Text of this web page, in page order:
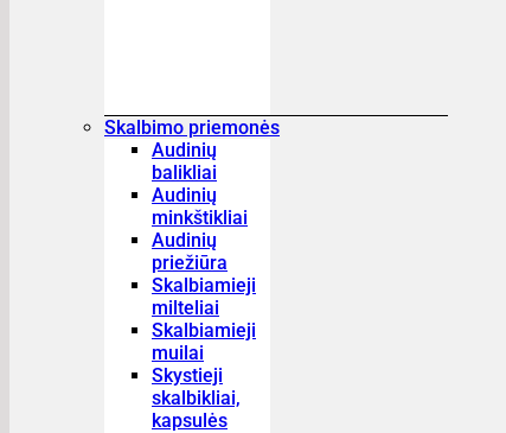
Skalbimo priemonės
Audinių
balikliai
Audinių
minkštikliai
Audinių
priežiūra
Skalbiamieji
milteliai
Skalbiamieji
muilai
Skystieji
skalbikliai,
kapsulės